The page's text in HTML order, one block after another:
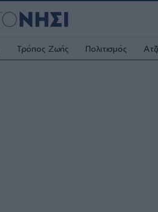
Τρόπος Ζωής Πολιτισμός